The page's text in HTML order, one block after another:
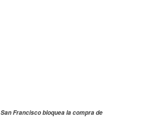
San Francisco bloquea la compra de